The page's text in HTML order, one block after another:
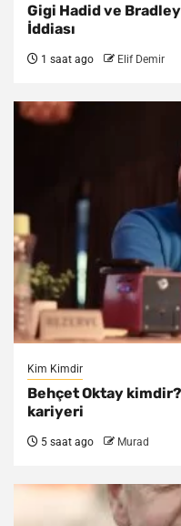
Gigi Hadid ve
İddiası
1 saat ago Elif Demir
Kim Kimdir
Behçet Oktay
kariyeri
5 saat ago Murad